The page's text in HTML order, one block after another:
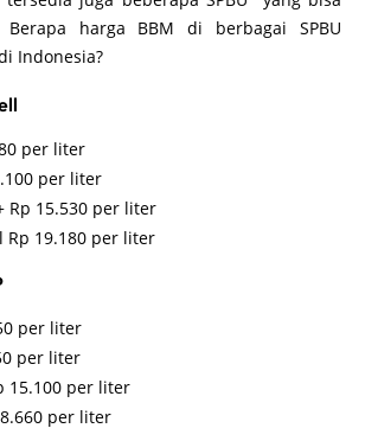
harga BBM di berbagai SPBU
Indonesia?
per liter
per liter
Rp 15.530 per liter
Rp 19.180 per liter
per liter
per liter
15.100 per liter
per liter